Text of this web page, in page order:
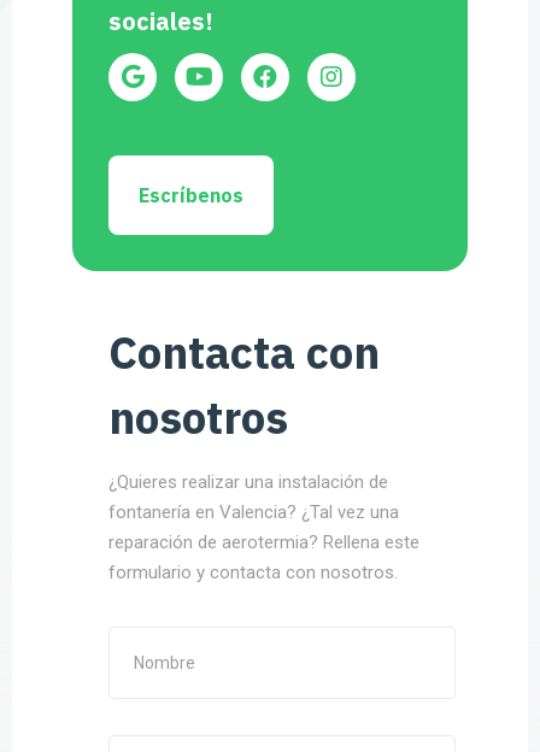
sociales!
Escríbenos
Contacta con
nosotros
¿Quieres realizar una instalación de
fontanería en Valencia? ¿Tal vez una
reparación de aerotermia? Rellena este
formulario y contacta con nosotros.